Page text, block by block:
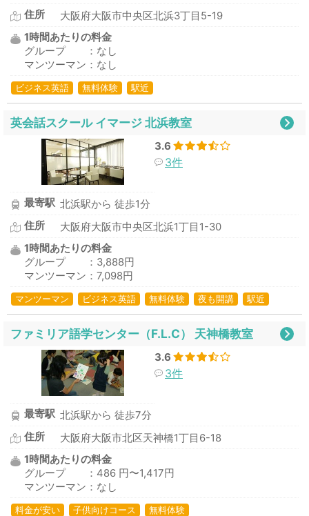
住所
大阪府大阪市中央区北浜3丁目5-19
1時間あたりの料金
グループ ：なし
マンツーマン：なし
ビジネス英語 無料体験 駅近
英会話スクール イマージ 北浜教室
3.6
3件
最寄駅 北浜駅から 徒歩1分
住所
大阪府大阪市中央区北浜1丁目1-30
1時間あたりの料金
グループ ：3,888円
マンツーマン：7,098円
マンツーマン ビジネス英語 無料体験 夜も開講 駅近
ファミリア語学センター（F.L.C） 天神橋教室
3.6
3件
最寄駅 北浜駅から 徒歩7分
住所
大阪府大阪市北区天神橋1丁目6-18
1時間あたりの料金
グループ ：486 円〜1,417円
マンツーマン：なし
料金が安い 子供向けコース 無料体験